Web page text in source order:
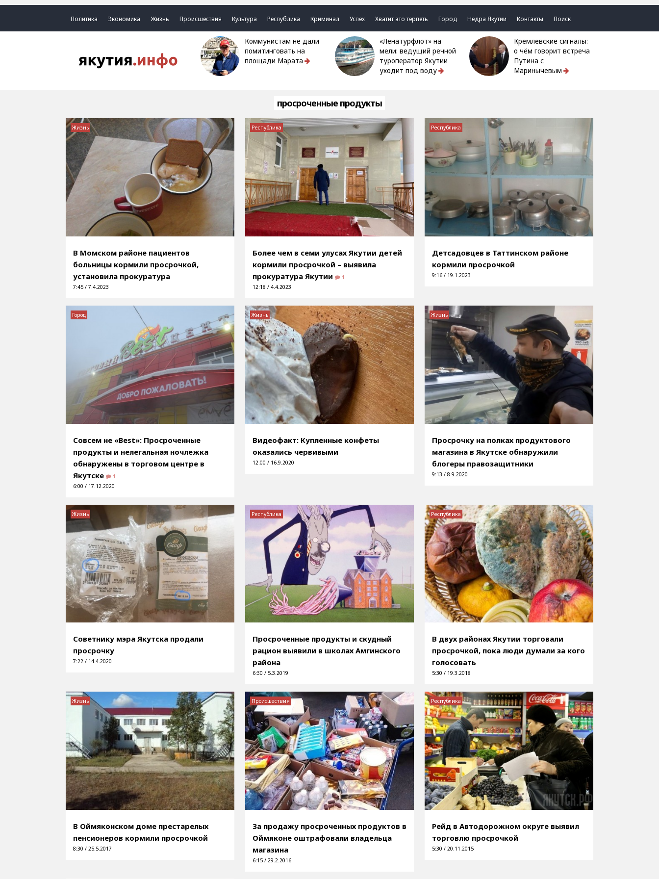
Политика Экономика Жизнь Происшествия Культура Республика Криминал Успех Хватит это терпеть Город Недра Якутии Контакты Поиск
Коммунистам не дали
помитинговать на
площади Марата
«Ленатурфлот» на
мели: ведущий речной
туроператор Якутии
уходит под воду
Кремлёвские сигналы:
о чём говорит встреча
Путина с
Маринычевым
просроченные продукты
В Момском районе пациентов
больницы кормили просрочкой,
установила прокуратура
7:45 / 7.4.2023
Жизнь
Более чем в семи улусах Якутии детей
кормили просрочкой – выявила
прокуратура Якутии
1
12:18 / 4.4.2023
Республика
Детсадовцев в Таттинском районе
кормили просрочкой
9:16 / 19.1.2023
Республика
Совсем не «Best»: Просроченные
продукты и нелегальная ночлежка
обнаружены в торговом центре в
Якутске
1
6:00 / 17.12.2020
Город
Видеофакт: Купленные конфеты
оказались червивыми
12:00 / 16.9.2020
Жизнь
Просрочку на полках продуктового
магазина в Якутске обнаружили
блогеры правозащитники
9:13 / 8.9.2020
Жизнь
Советнику мэра Якутска продали
просрочку
7:22 / 14.4.2020
Жизнь
Просроченные продукты и скудный
рацион выявили в школах Амгинского
района
6:30 / 5.3.2019
Республика
В двух районах Якутии торговали
просрочкой, пока люди думали за кого
голосовать
5:30 / 19.3.2018
Республика
В Оймяконском доме престарелых
пенсионеров кормили просрочкой
8:30 / 25.5.2017
Жизнь
За продажу просроченных продуктов в
Оймяконе оштрафовали владельца
магазина
6:15 / 29.2.2016
Происшествия
Рейд в Автодорожном округе выявил
торговлю просрочкой
5:30 / 20.11.2015
Республика